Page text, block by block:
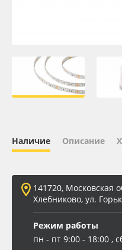
Плёнка монтажная
ПЭТ бэклит
Вспененный ПВХ
Баннер
Заготовки для
Наличие Описание
141720, Московская
Хлебниково, ул.
Режим работы
пн - пт 9:00 - 18:00 ,